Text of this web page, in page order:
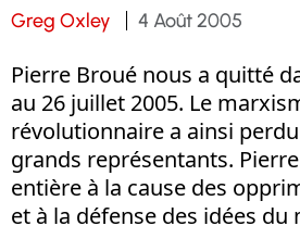
Greg Oxley 4 Août 2005
Pierre Broué nous a quitté
au 26 juillet 2005. Le
révolutionnaire a ainsi perdu
grands représentants.
entière à la cause des
et à la défense des idées du